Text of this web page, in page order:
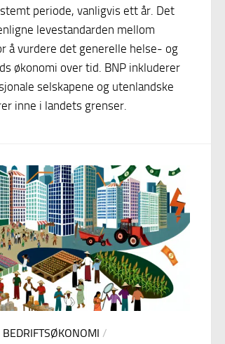
periode, vanligvis ett år. Det
levestandarden mellom
å vurdere det generelle helse- og
økonomi over tid. BNP inkluderer
selskapene og utenlandske
inne i landets grenser.
BEDRIFTSØKONOMI /